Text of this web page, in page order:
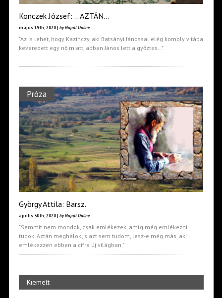
Konczek József: …AZTÁN…
május 19th, 2020 | by Napút Online
"Az is lehet, hogy Kazinczy, aki Batsányi Jánossal elég komoly vitába
keveredett egy nő miatt, abban János lett a győztes…"
Próza
György Attila: Barsz.
április 30th, 2020 | by Napút Online
"Semmit nem mondok, csak emlékezek, amíg még emlékezni
tudok. Aztán meghalok; s azt sem tudom, lesz-e még más, aki
emlékezzen ebben a cifra új világban."
Kiemelt